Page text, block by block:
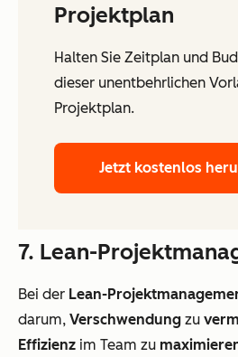
Projektplan
Halten Sie Zeitplan und
dieser unentbehrlichen
Projektplan.
Jetzt kostenlos
7. Lean-
Bei der Lean-
darum, Verschwendung zu
Effizienz im Team zu